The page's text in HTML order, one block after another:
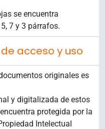
se encuentra
7 y 3 párrafos.
acceso y uso
originales es
y digitalizada de estos
protegida por la
Intelectual